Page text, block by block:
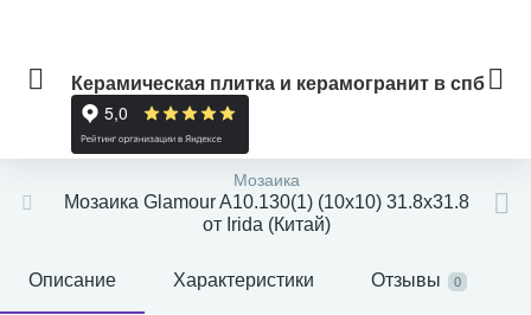
Керамическая плитка и керамогранит в спб
Мозаика
Мозаика Glamour A10.130(1) (10x10) 31.8x31.8
от Irida (Китай)
Описание Характеристики Отзывы 0